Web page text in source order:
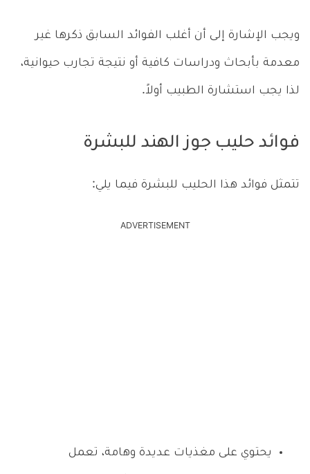
ويجب الإشارة إلى أن أغلب الفوائد السابق ذكرها غير
معدمة بأبحاث ودراسات كافية أو نتيجة تجارب حيوانية،
لذا يجب استشارة الطبيب أولاً.
فوائد حليب جوز الهند للبشرة
تتمثل فوائد هذا الحليب للبشرة فيما يلي:
ADVERTISEMENT
يحتوي على مغذيات عديدة وهامة، تعمل